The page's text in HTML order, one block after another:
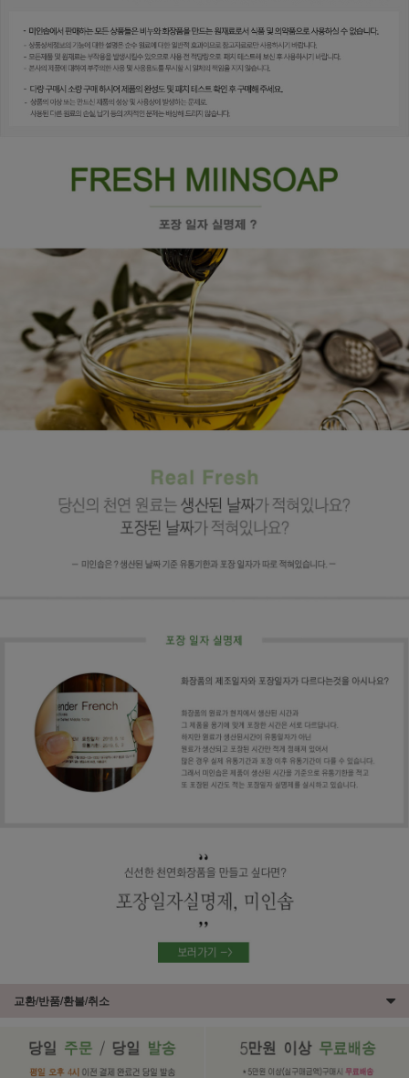
교환/반품/환불/취소